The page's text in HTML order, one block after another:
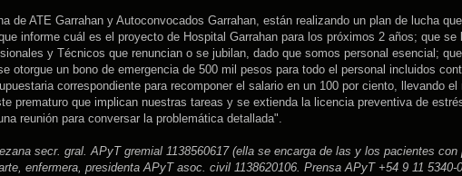
de ATE Garrahan y Autoconvocados Garrahan, están realizando un plan de lucha
informe cuál es el proyecto de Hospital Garrahan para los próximos 2 años; que se
y Técnicos que renuncian o se jubilan, dado que somos personal esencial;
otorgue un bono de emergencia de 500 mil pesos para todo el personal incluidos
correspondiente para recomponer el salario en un 100 por ciento, llevando
prematuro que implican nuestras tareas y se extienda la licencia preventiva de
reunión para conversar la problemática detallada".
secr. gral. APyT gremial 1138560617 (ella se encarga de las y los pacientes con
enfermera, presidenta APyT asoc. civil 1138620106. Prensa APyT +54 9 11